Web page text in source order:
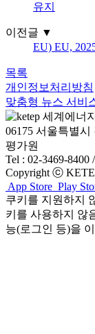
유지
이전글 ▼
EU) EU,
목록
개인정보처리방침
맞춤형 뉴스 서비
06175 서울특별
평가원
Tel : 02-3469-8400
Copyright ⓒ
App Store Play
쿠키를 지원하지
키를 사용하지 않
능(로그인 등)을